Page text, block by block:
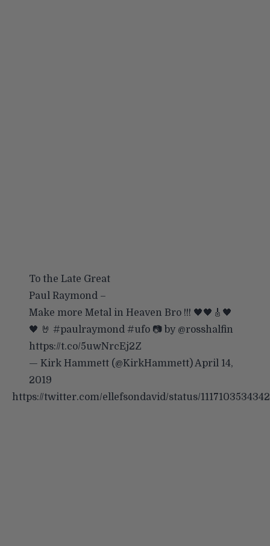
To the Late Great
Paul Raymond –
Make more Metal in Heaven Bro !!! 🖤🖤🎸🖤
🖤 🤘 #paulraymond #ufo 📷 by @rosshalfin
https://t.co/5uwNrcEj2Z
— Kirk Hammett (@KirkHammett)April 14,
2019
https://twitter.com/ellefsondavid/status/